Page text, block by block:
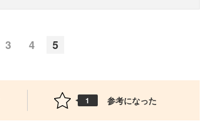
3 4 5
1 参考になった